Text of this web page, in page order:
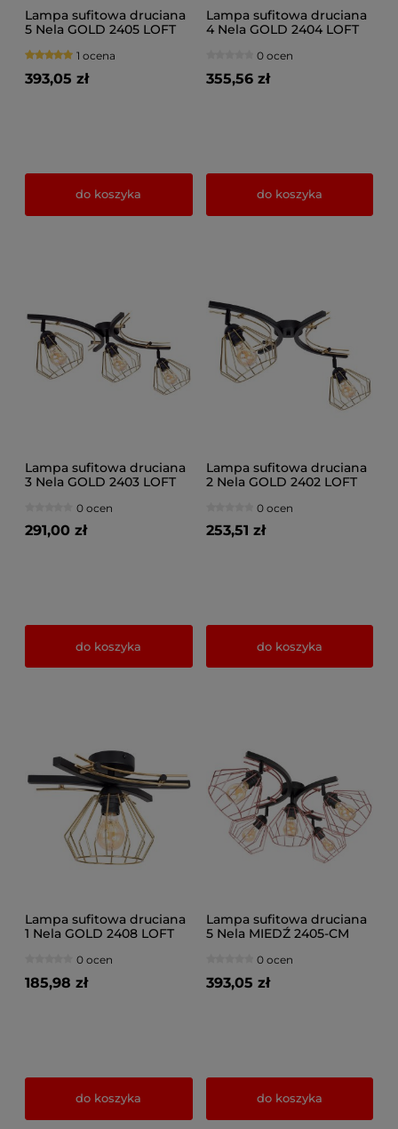
Lampa sufitowa druciana
5 Nela GOLD 2405 LOFT
1 ocena
393,05 zł
do koszyka
Lampa sufitowa druciana
4 Nela GOLD 2404 LOFT
0 ocen
355,56 zł
do koszyka
Lampa sufitowa druciana
3 Nela GOLD 2403 LOFT
0 ocen
291,00 zł
do koszyka
Lampa sufitowa druciana
2 Nela GOLD 2402 LOFT
0 ocen
253,51 zł
do koszyka
Lampa sufitowa druciana
1 Nela GOLD 2408 LOFT
0 ocen
185,98 zł
do koszyka
Lampa sufitowa druciana
5 Nela MIEDŹ 2405-CM
0 ocen
393,05 zł
do koszyka